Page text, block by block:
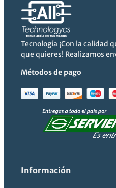
Tecnología ¡Con la calidad
que quieres! Realizamos
Métodos de pago
Información